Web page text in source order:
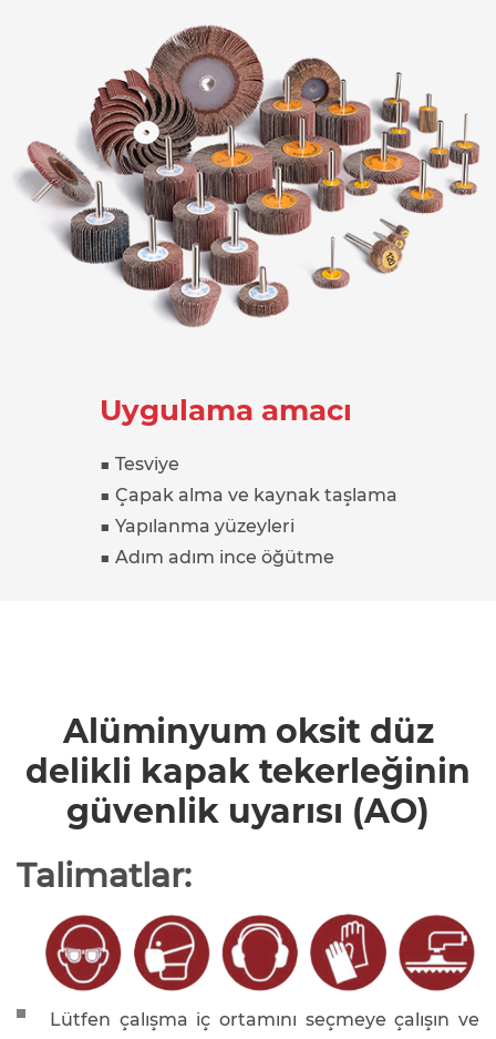
Uygulama amacı
■ Tesviye
■ Çapak alma ve kaynak taşlama
■ Yapılanma yüzeyleri
■ Adım adım ince öğütme
Alüminyum oksit düz
delikli kapak tekerleğinin
güvenlik uyarısı (AO)
Talimatlar:
Lütfen çalışma iç ortamını seçmeye çalışın ve